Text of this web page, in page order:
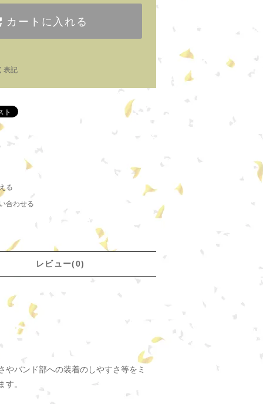
カートに入れる
表記
る
合わせる
レビュー(0)
バンド部への装着のしやすさ等をミ
。